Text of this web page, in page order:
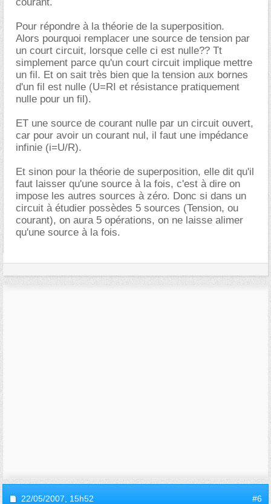
Pour répondre à la théorie de la superposition.
Alors pourquoi remplacer une source de tension par
un court circuit, lorsque celle ci est nulle?? Tt
simplement parce qu'un court circuit implique mettre
un fil. Et on sait très bien que la tension aux bornes
d'un fil est nulle (U=RI et résistance pratiquement
nulle pour un fil).
ET une source de courant nulle par un circuit ouvert,
car pour avoir un courant nul, il faut une impédance
infinie (i=U/R).
Et sinon pour la théorie de superposition, elle dit qu'il
faut laisser qu'une source à la fois, c'est à dire on
impose les autres sources à zéro. Donc si dans un
circuit à étudier possèdes 5 sources (Tension, ou
courant), on aura 5 opérations, on ne laisse alimer
qu'une source à la fois.
22/05/2007, 15h52 #6